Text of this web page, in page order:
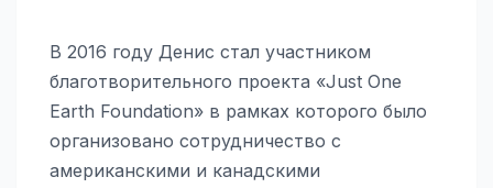
В 2016 году Денис стал участником
благотворительного проекта «Just One
Earth Foundation» в рамках которого было
организовано сотрудничество с
американскими и канадскими